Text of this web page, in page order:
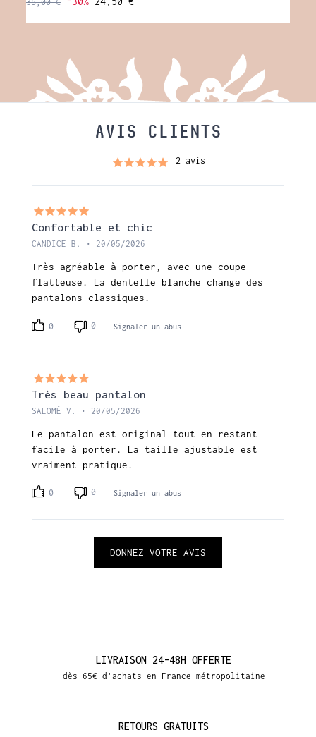
AVIS CLIENTS
2 avis
Confortable et chic
CANDICE B. • 20/05/2026
Très agréable à porter, avec une coupe
flatteuse. La dentelle blanche change des
pantalons classiques.
0 0 Signaler un abus
Très beau pantalon
SALOMÉ V. • 20/05/2026
Le pantalon est original tout en restant
facile à porter. La taille ajustable est
vraiment pratique.
0 0 Signaler un abus
DONNEZ VOTRE AVIS
LIVRAISON 24-48H OFFERTE
dès 65€ d'achats en France métropolitaine
RETOURS GRATUITS